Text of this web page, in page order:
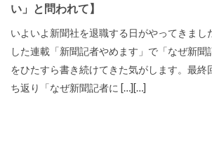
い」と問われて】
いよいよ新聞社を退職する日がやってきまし
した連載「新聞記者やめます」で「なぜ新聞
をひたすら書き続けてきた気がします。最終
ち返り「なぜ新聞記者に […][…]